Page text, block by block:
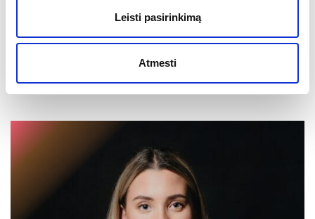
Leisti pasirinkimą
Atmesti
Birutė Sirgedaitė,lyderiaujančios HR ir atrankų
sprendimų kompanijos „Amston“